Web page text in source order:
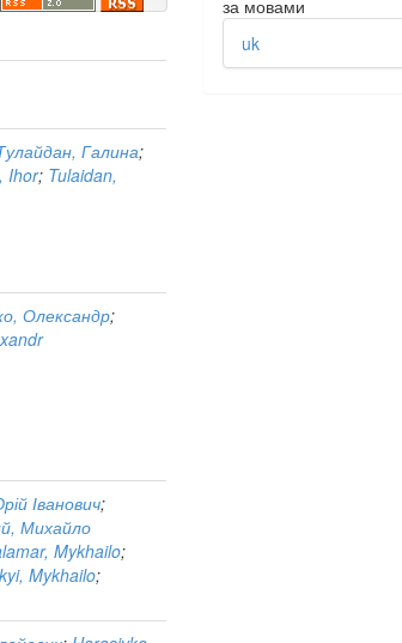
Галина;
Ihor; Tulaidan,
Олександр;
Іванович;
Михайло
Mykhailo;
Mykhailo;
за мовами
uk